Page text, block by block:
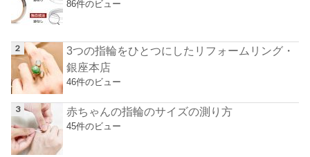
86件のビュー
3つの指輪をひとつにしたリフォームリング・
銀座本店
46件のビュー
赤ちゃんの指輪のサイズの測り方
45件のビュー